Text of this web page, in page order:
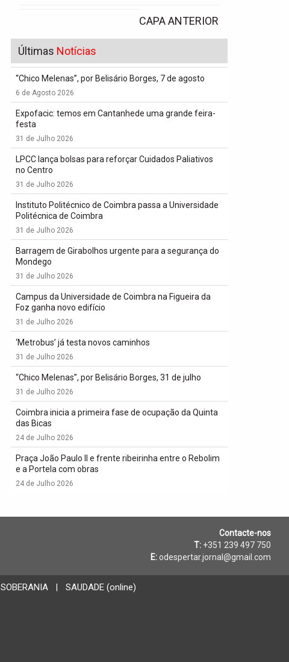
CAPA ANTERIOR
Últimas Notícias
“Chico Melenas”, por Belisário Borges, 7 de agosto
6 de Agosto 2026
Expofacic: temos em Cantanhede uma grande feira-
festa
31 de Julho 2026
LPCC lança bolsas para reforçar Cuidados Paliativos
no Centro
31 de Julho 2026
Instituto Politécnico de Coimbra passa a Universidade
Politécnica de Coimbra
31 de Julho 2026
Barragem de Girabolhos urgente para a segurança do
Mondego
31 de Julho 2026
Campus da Universidade de Coimbra na Figueira da
Foz ganha novo edifício
31 de Julho 2026
‘Metrobus’ já testa novos caminhos
31 de Julho 2026
“Chico Melenas”, por Belisário Borges, 31 de julho
31 de Julho 2026
Coimbra inicia a primeira fase de ocupação da Quinta
das Bicas
24 de Julho 2026
Praça João Paulo II e frente ribeirinha entre o Rebolim
e a Portela com obras
24 de Julho 2026
Contacte-nos
T: +351 239 497 750
E: odespertar.jornal@gmail.com
SOBERANIA | SAUDADE (online)